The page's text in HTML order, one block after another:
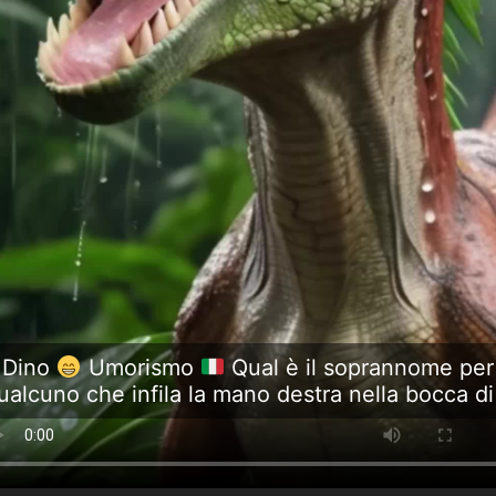
Dino Umorismo
Qual è il soprannome per
che infila la mano destra nella bocca